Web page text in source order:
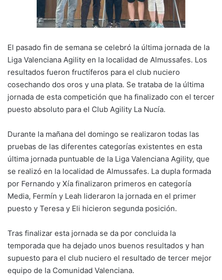
El pasado fin de semana se celebró la última jornada de la
Liga Valenciana Agility en la localidad de Almussafes. Los
resultados fueron fructíferos para el club nuciero
cosechando dos oros y una plata. Se trataba de la última
jornada de esta competición que ha finalizado con el tercer
puesto absoluto para el Club Agility La Nucía.
Durante la mañana del domingo se realizaron todas las
pruebas de las diferentes categorías existentes en esta
última jornada puntuable de la Liga Valenciana Agility, que
se realizó en la localidad de Almussafes. La dupla formada
por Fernando y Xía finalizaron primeros en categoría
Media, Fermín y Leah lideraron la jornada en el primer
puesto y Teresa y Eli hicieron segunda posición.
Tras finalizar esta jornada se da por concluida la
temporada que ha dejado unos buenos resultados y han
supuesto para el club nuciero el resultado de tercer mejor
equipo de la Comunidad Valenciana.